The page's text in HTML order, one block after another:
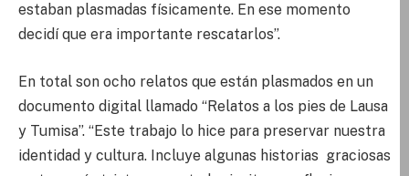
estaban plasmadas físicamente. En ese momento
decidí que era importante rescatarlos”.
En total son ocho relatos que están plasmados en un
documento digital llamado “Relatos a los pies de Lausa
y Tumisa”. “Este trabajo lo hice para preservar nuestra
identidad y cultura. Incluye algunas historias graciosas